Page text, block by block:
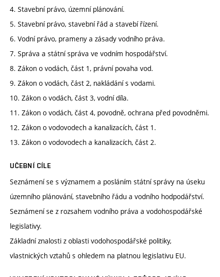
4. Stavební právo, územní plánování.
5. Stavební právo, stavební řád a stavebí řízení.
6. Vodní právo, prameny a zásady vodního práva.
7. Správa a státní správa ve vodním hospodářství.
8. Zákon o vodách, část 1, právní povaha vod.
9. Zákon o vodách, část 2, nakládání s vodami.
10. Zákon o vodách, část 3, vodní díla.
11. Zákon o vodách, část 4, povodně, ochrana před povodněmi.
12. Zákon o vodovodech a kanalizacích, část 1.
13. Zákon o vodovodech a kanalizacích, část 2.
UČEBNÍ CÍLE
Seznámení se s významem a posláním státní správy na úseku
územního plánování, stavebního řádu a vodního hodpodářství.
Seznámení se z rozsahem vodního práva a vodohospodářské
legislativy.
Základní znalosti z oblasti vodohospodářské politiky,
vlastnických vztahů s ohledem na platnou legislativu EU.